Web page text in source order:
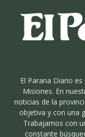
El Parana Diario
Misiones. En
noticias de la
objetiva y con una
Trabajamos con
constante